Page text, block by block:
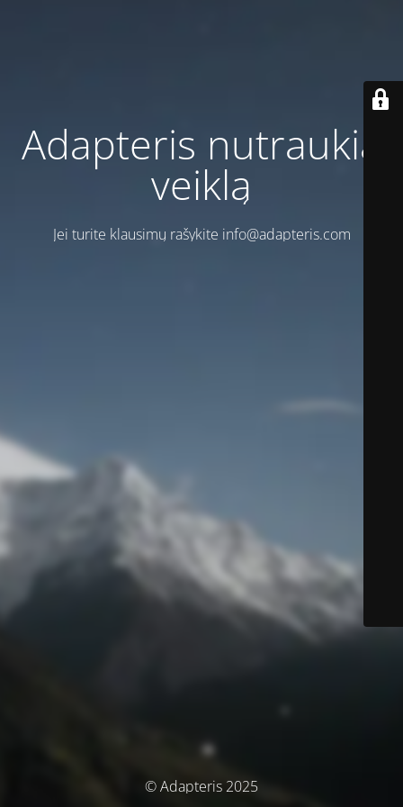
Adapteris nutraukia
veiklą
Jei turite klausimų rašykite info@adapteris.com
© Adapteris 2025